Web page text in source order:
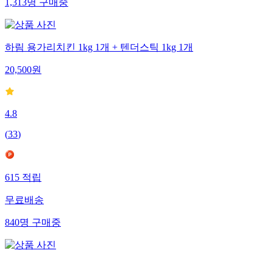
1,313명구매중
하림 용가리치킨 1kg 1개 + 텐더스틱 1kg 1개
20,500원
4.8
(33)
615적립
무료배송
840명구매중